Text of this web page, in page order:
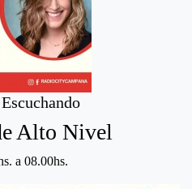
Alto Nivel
a 08.00hs.